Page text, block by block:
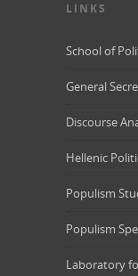
LINKS
School of
General
Discourse
Hellenic
Populism
Populism
Laboratory